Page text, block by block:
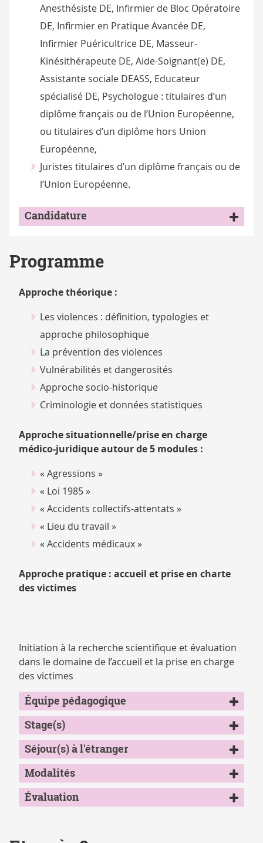
Anesthésiste DE, Infirmier de Bloc Opératoire
DE, Infirmier en Pratique Avancée DE,
Infirmier Puéricultrice DE, Masseur-
Kinésithérapeute DE, Aide-Soignant(e) DE,
Assistante sociale DEASS, Educateur
spécialisé DE, Psychologue : titulaires d’un
diplôme français ou de l’Union Européenne,
ou titulaires d’un diplôme hors Union
Européenne,
Juristes titulaires d’un diplôme français ou de
l’Union Européenne.
Candidature
Programme
Approche théorique :
Les violences : définition, typologies et
approche philosophique
La prévention des violences
Vulnérabilités et dangerosités
Approche socio-historique
Criminologie et données statistiques
Approche situationnelle/prise en charge
médico-juridique autour de 5 modules :
« Agressions »
« Loi 1985 »
« Accidents collectifs-attentats »
« Lieu du travail »
« Accidents médicaux »
Approche pratique : accueil et prise en charte
des victimes
Initiation à la recherche scientifique et évaluation
dans le domaine de l’accueil et la prise en charge
des victimes
Équipe pédagogique
Stage(s)
Séjour(s) à l'étranger
Modalités
Évaluation